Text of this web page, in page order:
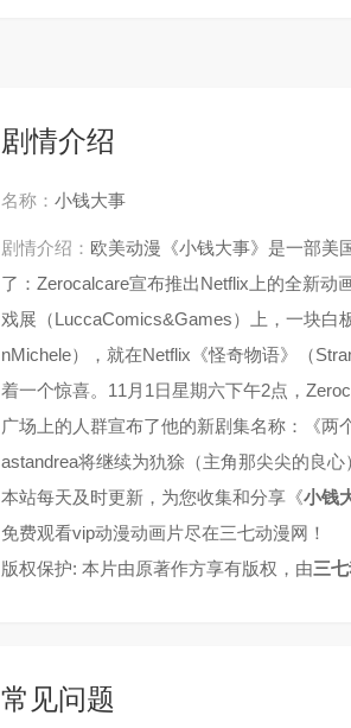
剧情介绍
名称： 小钱大事
剧情介绍： 欧美动漫《小钱大事》是一部美
了：Zerocalcare宣布推出Netflix上的全新动
戏展（LuccaComics&Games）上，一块白
nMichele），就在Netflix《怪奇物语》（
着一个惊喜。11月1日星期六下午2点，
广场上的人群宣布了他的新剧集名称：《两
astandrea将继续为犰狳（主角那尖尖的良心
本站每天及时更新，为您收集和分享《小钱
免费观看vip动漫动画片尽在三七动漫网！
版权保护: 本片由原著作方享有版权，由三
常见问题